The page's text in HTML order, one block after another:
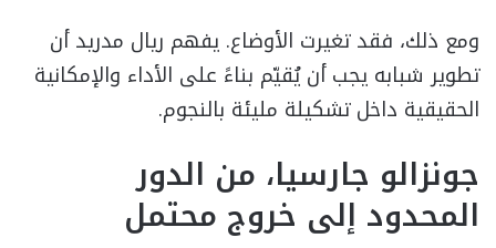
ومع ذلك، فقد تغيرت الأوضاع. يفهم ريال مدريد أن
تطوير شبابه يجب أن يُقيّم بناءً على الأداء والإمكانية
الحقيقية داخل تشكيلة مليئة بالنجوم.
جونزالو جارسيا، من الدور
المحدود إلى خروج محتمل